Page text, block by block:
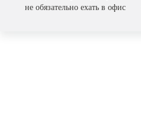
не обязательно ехать в офис